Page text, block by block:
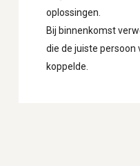
oplossingen.
Bij binnenkomst
die de juiste persoon
koppelde.